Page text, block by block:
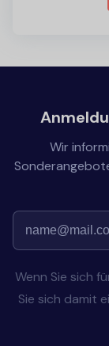
Wir
Wenn Sie sich
Sie sich damit